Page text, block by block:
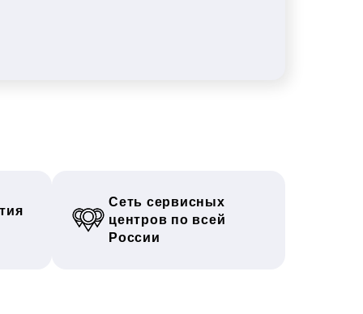
Сеть сервисных
центров по всей
России